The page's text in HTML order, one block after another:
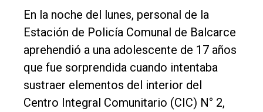
Deportes
Fúnebres
Edición
Empresa
Nosotros
En la noche del lunes, personal de la
Estación de Policía Comunal de Balcarce
aprehendió a una adolescente de 17 años
que fue sorprendida cuando intentaba
sustraer elementos del interior del
Centro Integral Comunitario (CIC) N° 2,